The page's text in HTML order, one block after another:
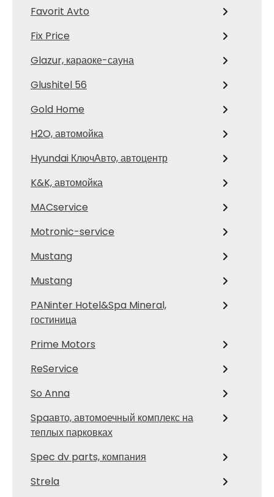
Favorit Avto
Fix Price
Glazur, караоке-сауна
Glushitel 56
Gold Home
H2O, автомойка
Hyundai КлючАвто, автоцентр
K&K, автомойка
MACservice
Motronic-service
Mustang
Mustang
PANinter Hotel&Spa Mineral,
гостиница
Prime Motors
ReService
So Anna
Spaавто, автомоечный комплекс на
теплых парковках
Spec dv parts, компания
Strela